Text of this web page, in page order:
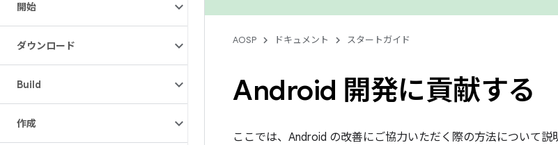
開始
ダウンロード
Build
作成
AOSP ドキュメント スタートガイド
Android 開発に貢献する
ここでは、Android の改善にご協力いただく際の方法について